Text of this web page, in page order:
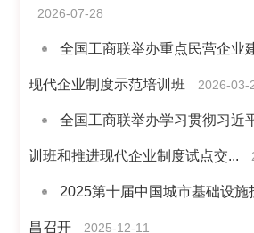
2026-07-28
全国工商联举办重点民营企业
现代企业制度示范培训班 2026-03-
全国工商联举办学习贯彻习近
训班和推进现代企业制度试点交...
2025第十届中国城市基础设施
昌召开 2025-12-11